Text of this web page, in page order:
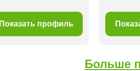
Показать профиль
Больше